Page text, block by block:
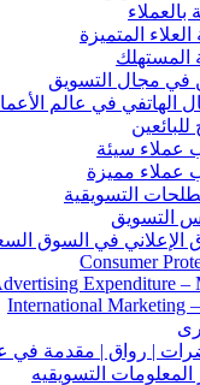
بالعملاء
المتميزة
المستهلك
في مجال التسويق
الهاتفي في عالم
للبائعين
عملاء سيئة
عملاء مميزة
التسويقية
التسويق
الإعلاني في السوق
Consumer
Expenditure –
International Marketing
| رواق | مقدمة في
التسويقيه